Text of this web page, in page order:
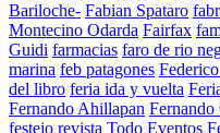
Bariloche- Fabian Spataro
Montecino Odarda Fairfax
Guidi farmacias faro de rio
marina feb patagones
del libro feria ida y vuelta
Fernando Ahillapan Fernando
festejo revista Todo Eventos